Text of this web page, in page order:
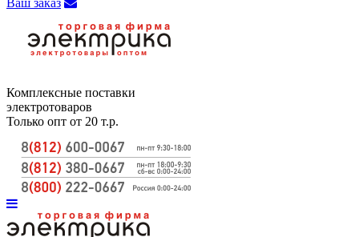
Ваш заказ
Комплексные поставки
электротоваров
Только опт от 20 т.р.